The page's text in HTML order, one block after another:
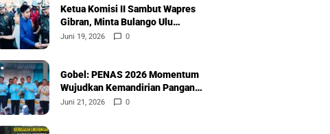
Ketua Komisi II Sambut Wapres
Gibran, Minta Bulango Ulu
Diprioritaskan
Juni 19, 2026 0
Gobel: PENAS 2026 Momentum
Wujudkan Kemandirian Pangan
Nasional
Juni 21, 2026 0